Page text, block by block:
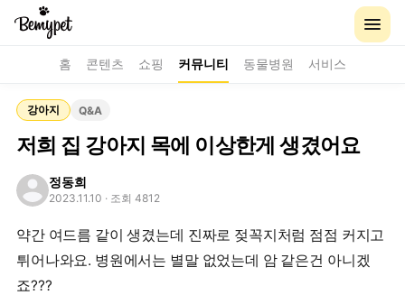
홈 콘텐츠 쇼핑 커뮤니티 동물병원 서비스
강아지 Q&A
저희 집 강아지 목에 이상한게 생겼어요
정동희
2023.11.10 · 조회 4812
약간 여드름 같이 생겼는데 진짜로 젖꼭지처럼 점점 커지고
튀어나와요. 병원에서는 별말 없었는데 암 같은건 아니겠
죠???